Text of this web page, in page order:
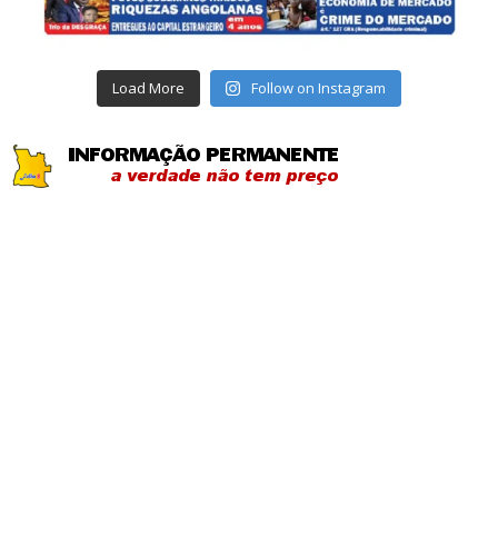
Load More Follow on Instagram